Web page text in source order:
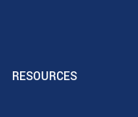
RESOURCES